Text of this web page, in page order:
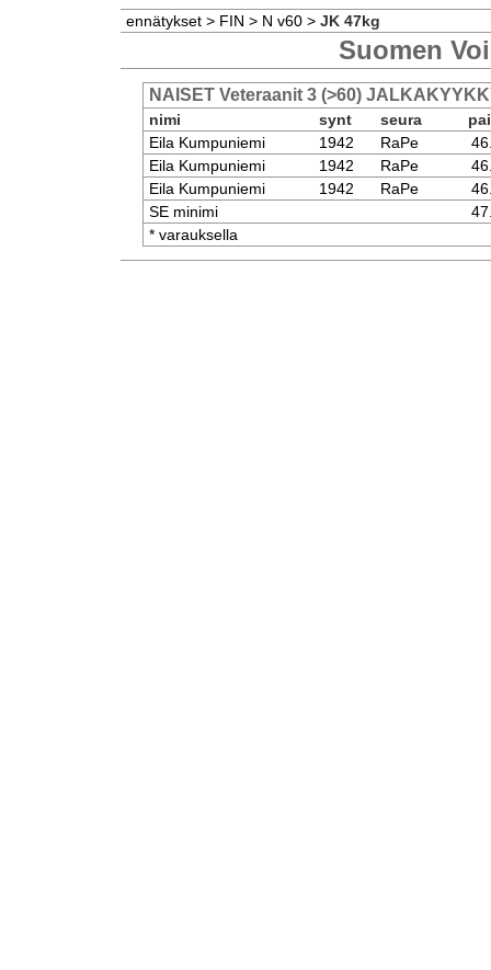
ennätykset > FIN > N v60 > JK 47kg
Suomen
NAISET Veteraanit 3 (>60)
nimi synt seura
Eila Kumpuniemi
1942 RaPe
Eila Kumpuniemi
1942 RaPe
Eila Kumpuniemi
1942 RaPe
SE minimi
* varauksella